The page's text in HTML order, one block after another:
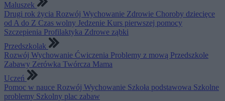
Maluszek
Drugi rok życia Rozwój Wychowanie Zdrowie Choroby dziecięce
od A do Z Czas wolny Jedzenie Kurs pierwszej pomocy
Szczepienia Profilaktyka Zdrowe ząbki
Przedszkolak
Rozwój Wychowanie Ćwiczenia Problemy z mową Przedszkole
Zabawy Zerówka Twórcza Mama
Uczeń
Pomoc w nauce Rozwój Wychowanie Szkoła podstawowa Szkolne
problemy Szkolny plac zabaw